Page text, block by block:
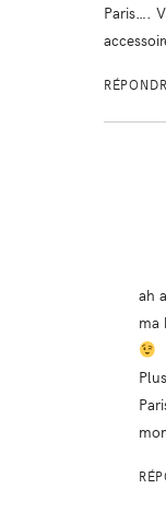
Paris….
ah
ma